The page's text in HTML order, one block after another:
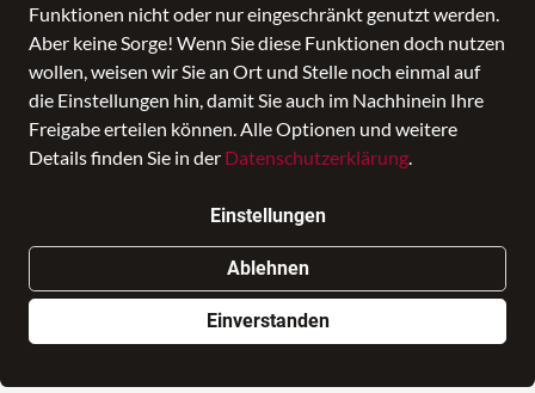
Funktionen nicht oder nur eingeschränkt genutzt werden.
Aber keine Sorge! Wenn Sie diese Funktionen doch nutzen
wollen, weisen wir Sie an Ort und Stelle noch einmal auf
die Einstellungen hin, damit Sie auch im Nachhinein Ihre
Freigabe erteilen können. Alle Optionen und weitere
Details finden Sie in der Datenschutzerklärung.
Einstellungen
Ablehnen
Einverstanden
Ihren Stil entdecken
Ihren Stil entdecken
Leder Ziehr ist seit über 100 Jahren ein Begriff in Naila, wenn